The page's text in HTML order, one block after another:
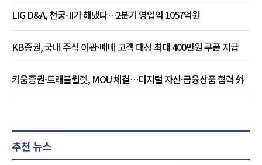
LIG D&A, 천궁-II가 해냈다…2분기 영업익 1057억원
KB증권, 국내 주식 이관·매매 고객 대상 최대 400만원 쿠폰 지급
키움증권·트래블월렛, MOU 체결…디지털 자산·금융상품 협력 外
추천 뉴스